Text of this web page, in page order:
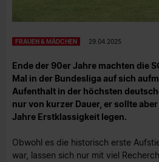
FRAUEN & MÄDCHEN 29.04.2025
Ende der 90er Jahre machten die
Mal in der Bundesliga auf sich
Aufenthalt in der höchsten
nur von kurzer Dauer, er sollte
Jahre Erstklassigkeit legen.
Obwohl es die historisch erste
war, lassen sich nur mit viel